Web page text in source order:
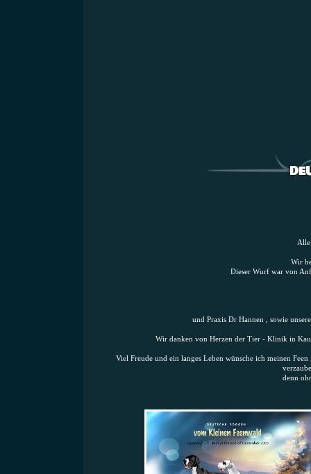
Wir
Dieser Wurf war von
und Praxis Dr Hannen , sowie
Wir danken von Herzen der Tier - Klinik in
Viel Freude und ein langes Leben wünsche ich meinen
denn